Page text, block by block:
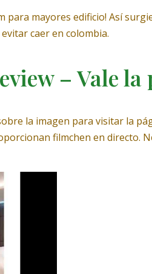
mayores edificio! Así
caer en colombia.
– Vale
la imagen para visitar la
filmchen en directo.